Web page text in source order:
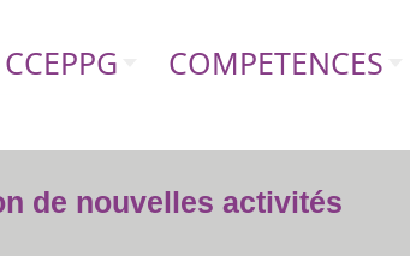
CCEPPG COMPETENCES
de nouvelles activités